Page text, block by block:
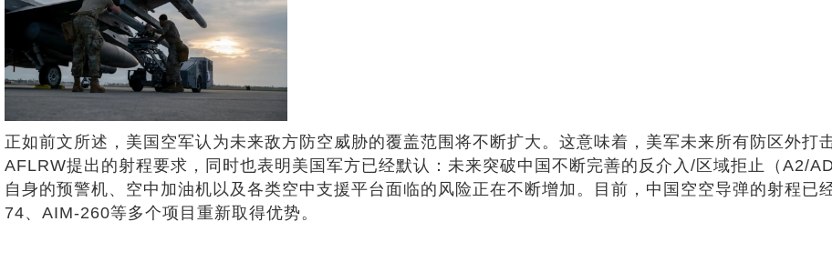
正如前文所述，美国空军认为未来敌方防空威胁的覆盖范围将不断扩大。这意味着，美军未来所有防区外打
AFLRW提出的射程要求，同时也表明美国军方已经默认：未来突破中国不断完善的反介入/区域拒止（A2/
自身的预警机、空中加油机以及各类空中支援平台面临的风险正在不断增加。目前，中国空空导弹的射程
74、AIM-260等多个项目重新取得优势。